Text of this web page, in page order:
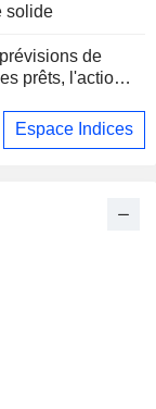
solide
de
prêts, l'action
Espace Indices